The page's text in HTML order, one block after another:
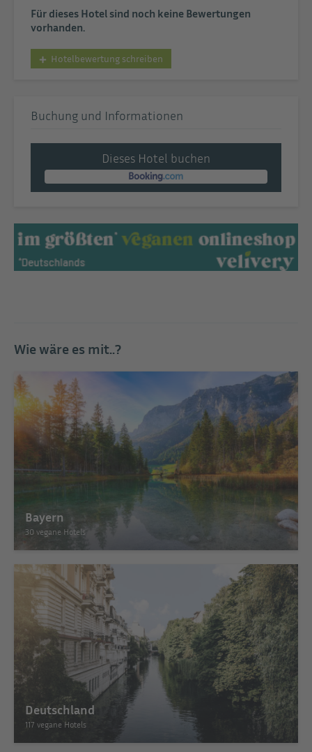
Für dieses Hotel sind noch keine Bewertungen
vorhanden.
Hotelbewertung schreiben
Buchung und Informationen
Dieses Hotel buchen
Wie wäre es mit..?
Bayern
30 vegane Hotels
Deutschland
117 vegane Hotels